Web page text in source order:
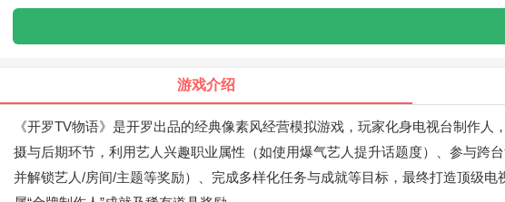
游戏介绍
《开罗TV物语》是开罗出品的经典像素风经营模拟游戏，玩家化身电视台制作
摄与后期环节，利用艺人兴趣职业属性（如使用爆气艺人提升话题度）、参与跨
并解锁艺人/房间/主题等奖励）、完成多样化任务与成就等目标，最终打造顶级